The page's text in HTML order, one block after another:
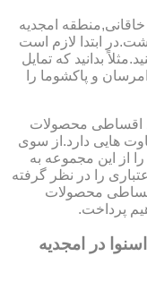
امجدیه
ابتدا لازم است
بدانید که تمایل
و پاکشوما را
اقساطی محصولات
هایی دارد.از سوی
را از این مجموعه به
را در نظر گرفته
محصولات
پرداخت.
در امجدیه